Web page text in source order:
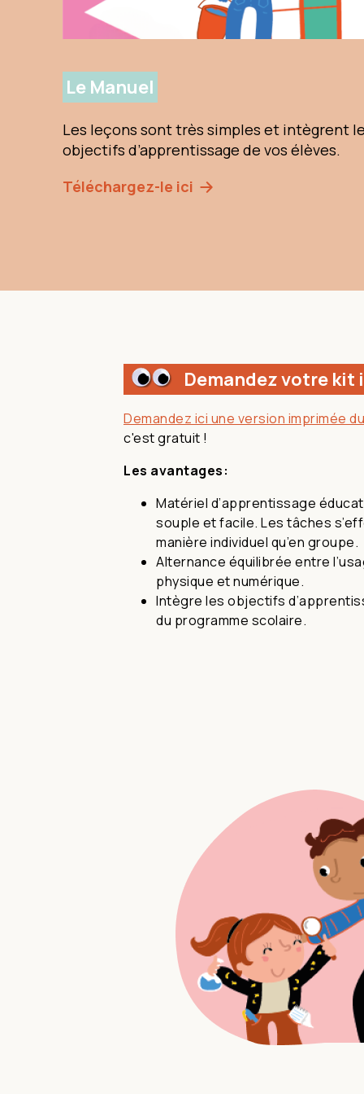
Le Manuel
Les leçons sont très simples et intègrent
objectifs d’apprentissage de vos élèves.
Téléchargez-le ici
Demandez votre
Demandez ici une version imprimée
c'est gratuit !
Les avantages:
Matériel d’apprentissage
souple et facile. Les tâches
manière individuel qu’en groupe.
Alternance équilibrée entre
physique et numérique.
Intègre les objectifs
du programme scolaire.